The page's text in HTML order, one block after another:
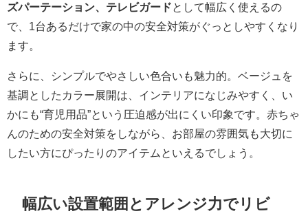
ズパーテーション、テレビガード として幅広く使えるの
で、1台あるだけで家の中の安全対策がぐっとしやすくなり
ます。
さらに、シンプルでやさしい色合いも魅力的。ベージュを
基調としたカラー展開は、インテリアになじみやすく、い
かにも“育児用品”という圧迫感が出にくい印象です。赤ちゃ
んのための安全対策をしながら、お部屋の雰囲気も大切に
したい方にぴったりのアイテムといえるでしょう。
幅広い設置範囲とアレンジ力でリビ